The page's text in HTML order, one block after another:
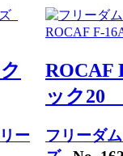
ー
ROCAF
ック20
フリーダ